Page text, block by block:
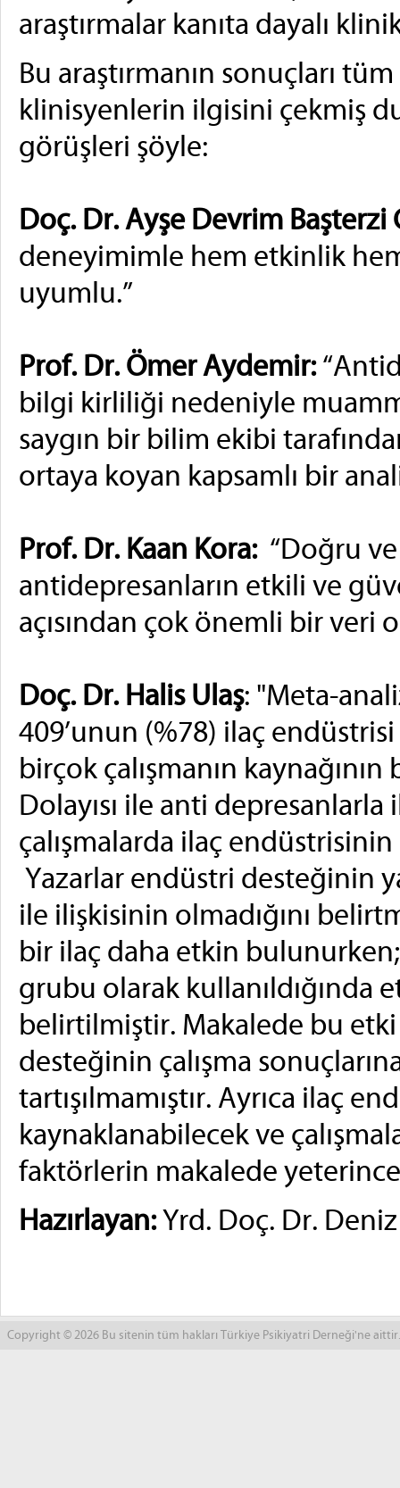
araştırmalar kanıta dayalı
Bu araştırmanın sonuçları
klinisyenlerin ilgisini çekmiş
görüşleri şöyle:
Doç. Dr. Ayşe Devrim Başterzi
deneyimimle hem etkinlik
uyumlu.”
Prof. Dr. Ömer Aydemir:
bilgi kirliliği nedeniyle
saygın bir bilim ekibi
ortaya koyan kapsamlı bir
Prof. Dr. Kaan Kora:“Doğru ve
antidepresanların etkili ve
açısından çok önemli bir
Doç. Dr. Halis Ulaş: "Meta-
409’unun (%78) ilaç
birçok çalışmanın
Dolayısı ile anti depresanlarla
çalışmalarda ilaç
Yazarlar endüstri desteğinin
ile ilişkisinin olmadığını
bir ilaç daha etkin
grubu olarak kullanıldığında
belirtilmiştir. Makalede bu etki
desteğinin çalışma
tartışılmamıştır. Ayrıca ilaç
kaynaklanabilecek ve
faktörlerin makalede yeterince
Hazırlayan:Yrd. Doç. Dr.
Copyright © 2026 Bu sitenin tüm hakları Türkiye Psikiyatri Derneği'ne aittir.